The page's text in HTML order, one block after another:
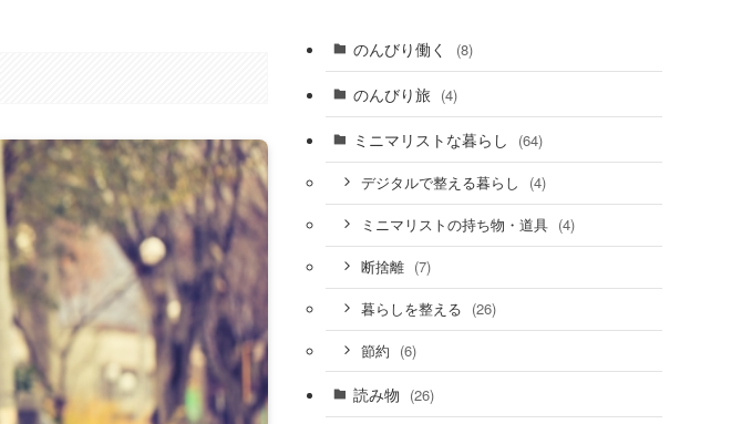
のんびり働く (8)
のんびり旅 (4)
ミニマリストな暮らし (64)
デジタルで整える暮らし (4)
ミニマリストの持ち物・道具 (4)
断捨離 (7)
暮らしを整える (26)
節約 (6)
読み物 (26)